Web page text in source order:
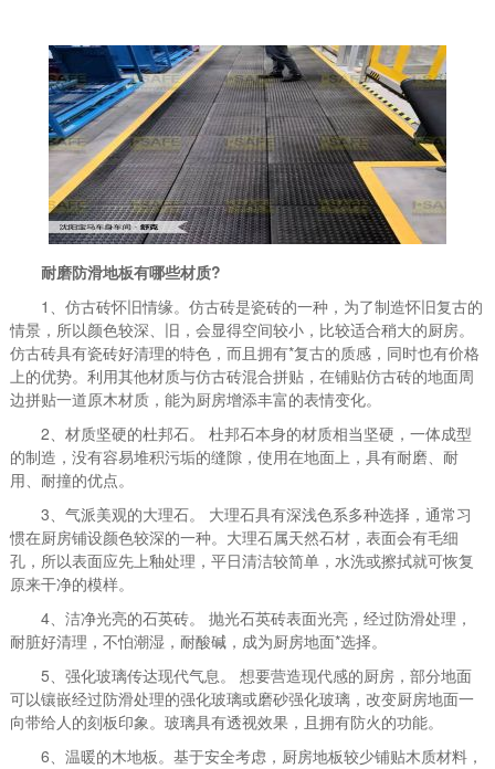
耐磨防滑地板有哪些材质?
1、仿古砖怀旧情缘。仿古砖是瓷砖的一种，为了制造怀旧复古的
情景，所以颜色较深、旧，会显得空间较小，比较适合稍大的厨房。
仿古砖具有瓷砖好清理的特色，而且拥有*复古的质感，同时也有价格
上的优势。利用其他材质与仿古砖混合拼贴，在铺贴仿古砖的地面周
边拼贴一道原木材质，能为厨房增添丰富的表情变化。
2、材质坚硬的杜邦石。 杜邦石本身的材质相当坚硬，一体成型
的制造，没有容易堆积污垢的缝隙，使用在地面上，具有耐磨、耐
用、耐撞的优点。
3、气派美观的大理石。 大理石具有深浅色系多种选择，通常习
惯在厨房铺设颜色较深的一种。大理石属天然石材，表面会有毛细
孔，所以表面应先上釉处理，平日清洁较简单，水洗或擦拭就可恢复
原来干净的模样。
4、洁净光亮的石英砖。 抛光石英砖表面光亮，经过防滑处理，
耐脏好清理，不怕潮湿，耐酸碱，成为厨房地面*选择。
5、强化玻璃传达现代气息。 想要营造现代感的厨房，部分地面
可以镶嵌经过防滑处理的强化玻璃或磨砂强化玻璃，改变厨房地面一
向带给人的刻板印象。玻璃具有透视效果，且拥有防火的功能。
6、温暖的木地板。基于安全考虑，厨房地板较少铺贴木质材料，